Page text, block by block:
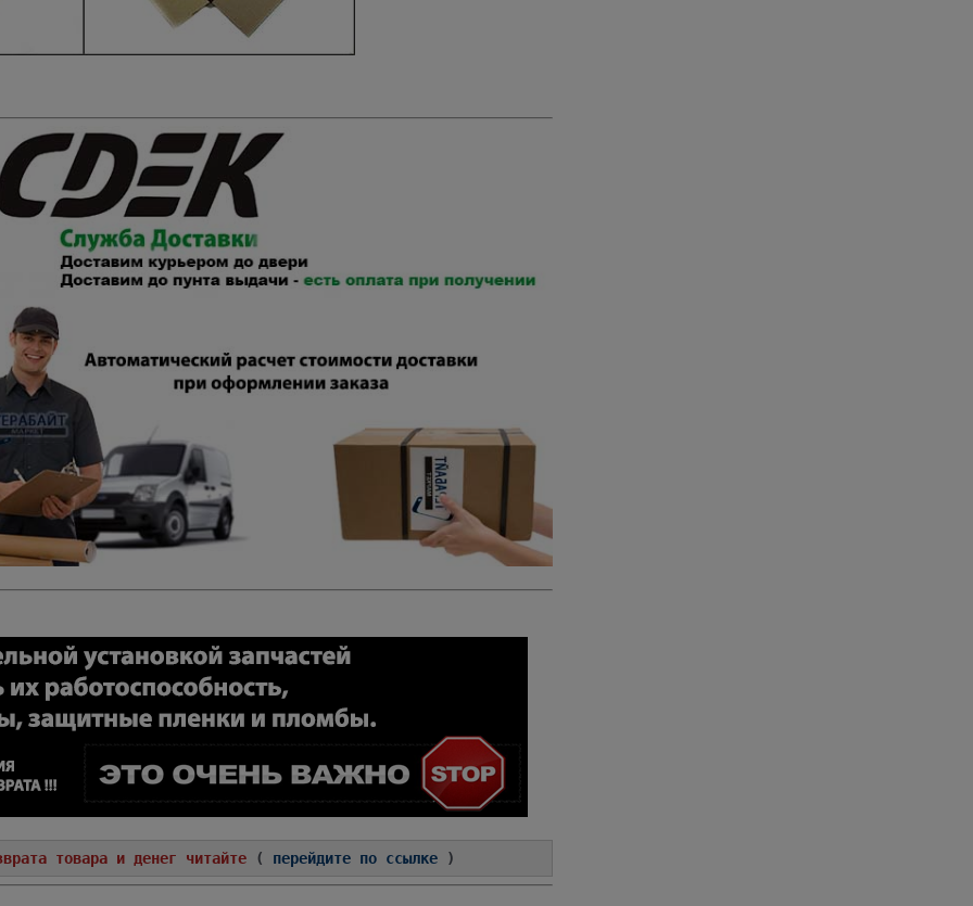
товара и денег читайте( перейдите по ссылке)